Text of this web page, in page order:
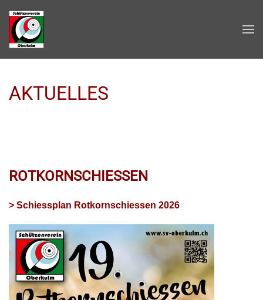
Zum Hauptinhalt springen
AKTUELLES
ROTKORNSCHIESSEN
> Schiessplan Rotkornschiessen 2026